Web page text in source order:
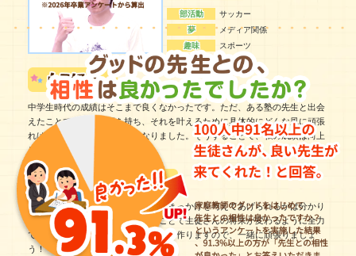
部活動
サッカー
夢
メディア関係
趣味
スポーツ
中学生時代の成績はそこまで良くなかったです。ただ、ある塾の先生と出会
えたことで、夢や目標を持ち、それを叶えるために具体的にどんな風に頑張
ればいいのかを考えるようになりました。そうすることで、私の成績は向上
しました。
私が受け持つ生徒さんにそのようなきっかけを与えてあげられるかは分かり
ませんが、少しでも私と出会えたことで生徒さんの将来が変わるように全力
で努力したいと思います！やる気から作りますので、一緒に頑張りましょ
う！